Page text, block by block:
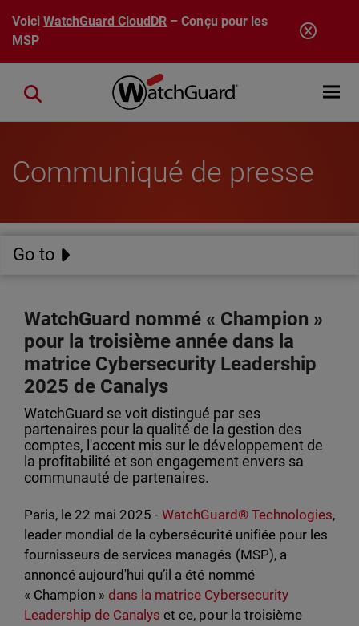
Aller au contenu principal
VoiciWatchGuard CloudDR – Conçu pour les
MSP
Open
Close search
Communiqué de presse
Go to
WatchGuard nommé « Champion »
pour la troisième année dans la
matrice Cybersecurity Leadership
2025 de Canalys
WatchGuard se voit distingué par ses
partenaires pour la qualité de la gestion des
comptes, l'accent mis sur le développement de
la profitabilité et son engagement envers sa
communauté de partenaires.
Paris, le 22 mai 2025 -WatchGuard® Technologies,
leader mondial de la cybersécurité unifiée pour les
fournisseurs de services managés (MSP), a
annoncé aujourd'hui qu’il a été nommé
« Champion »dans la matrice Cybersecurity
Leadership de Canalys et ce, pour la troisième